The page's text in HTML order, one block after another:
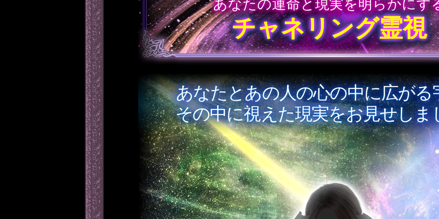
あなたの運命と現実を明らかにす
チャネリング霊視